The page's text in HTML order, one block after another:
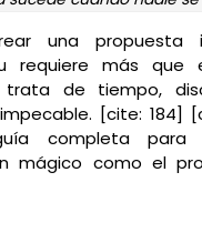
una propuesta
requiere más que
trata de tiempo,
[cite: 184]
completa para
mágico como el